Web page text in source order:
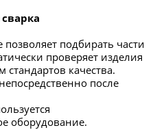
подбирать части
проверяет изделия
стандартов качества.
после
оборудование.